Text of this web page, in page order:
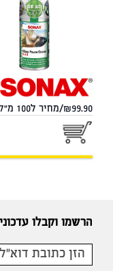
99.90/מחיר ל100 מ"ל
הרשמו וקבלו